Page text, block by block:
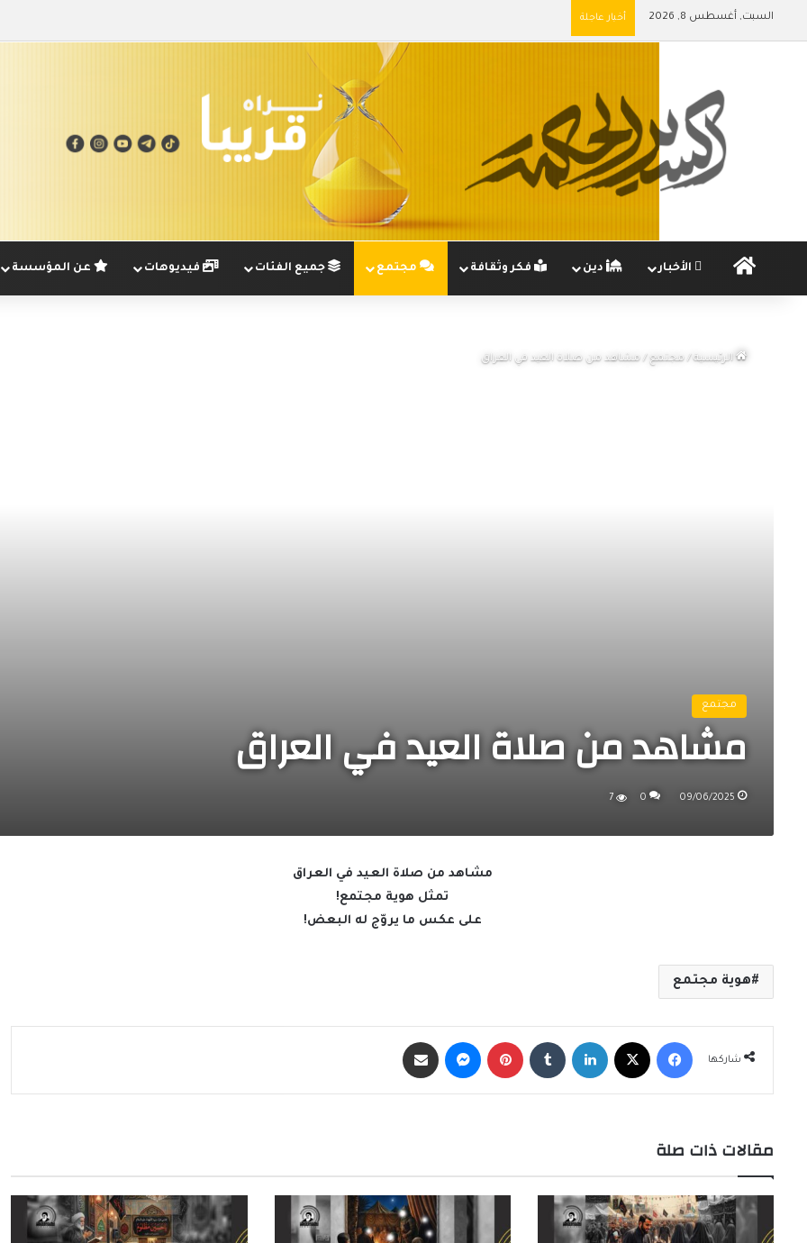
السبت, أغسطس 8, 2026 أخبار عاجلة
الرئيسيةالأخبار دين فكر وثقافة مجتمع جميع الفئات فيديوهات عن المؤسسة
الرئيسية / مجتمع / مشاهد من صلاة العيد في العراق
مجتمع
مشاهد من صلاة العيد في العراق
09/06/2025
0
7
مشاهد من صلاة العيد في العراق
تمثل هوية مجتمع!
على عكس ما يروّج له البعض!
هوية مجتمع
شاركها
مقالات ذات صلة